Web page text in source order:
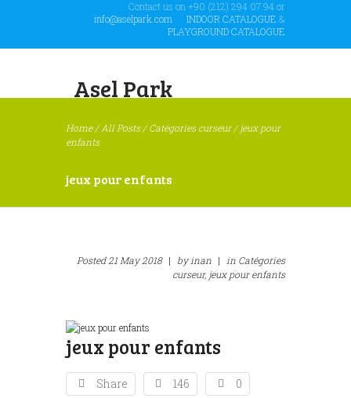
Contact us on +90 (212) 294 07 94 or
info@aselpark.com
INDOOR CATALOGUE &
PLAYGROUND CATALOGUE
Asel Park
Home/All Posts/Catégories curseur/jeux pour
enfants
jeux pour enfants
Posted21 May 2018 | byinan | in Catégories
curseur, jeux pour enfants
jeux pour enfants
Share 146 0